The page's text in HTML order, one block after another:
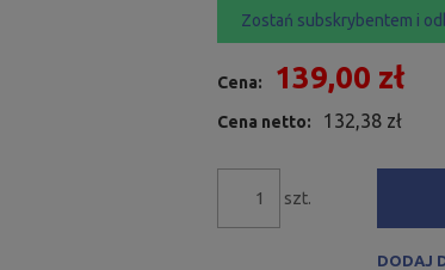
Zostań subskrybentem i
Cena: 139,00 zł
Cena netto: 132,38 zł
szt.
DODAJ